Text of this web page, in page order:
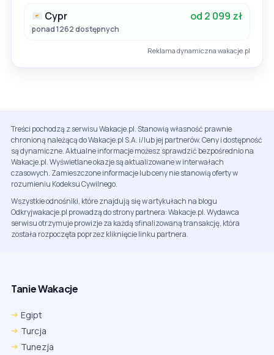
Cypr od 2 099 zł
ponad 1262 dostępnych
Reklama dynamiczna wakacje.pl
Treści pochodzą z serwisu Wakacje.pl. Stanowią własność prawnie
chronioną należącą do Wakacje.pl S.A. i/lub jej partnerów. Ceny i dostępność
są dynamiczne. Aktualne informacje możesz sprawdzić bezpośrednio na
Wakacje.pl. Wyświetlane okazje są aktualizowane w interwałach
czasowych. Zamieszczone informacje lub ceny nie stanowią oferty w
rozumieniu Kodeksu Cywilnego.
Wszystkie odnośniki, które znajdują się w artykułach na blogu
Odkryjwakacje.pl prowadzą do strony partnera: Wakacje.pl. Wydawca
serwisu otrzymuje prowizje za każdą sfinalizowaną transakcję, która
została rozpoczęta poprzez kliknięcie linku partnera.
Tanie Wakacje
Egipt
Turcja
Tunezja